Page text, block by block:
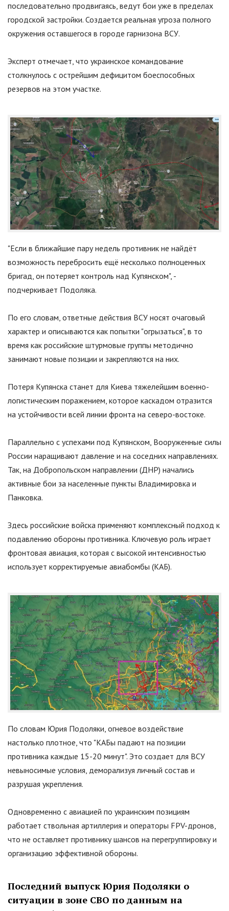
последовательно продвигаясь, ведут бои уже в пределах
городской застройки. Создается реальная угроза полного
окружения оставшегося в городе гарнизона ВСУ.
Эксперт отмечает, что украинское командование
столкнулось с острейшим дефицитом боеспособных
резервов на этом участке.
"Если в ближайшие пару недель противник не найдёт
возможность перебросить ещё несколько полноценных
бригад, он потеряет контроль над Купянском", -
подчеркивает Подоляка.
По его словам, ответные действия ВСУ носят очаговый
характер и описываются как попытки "огрызаться", в то
время как российские штурмовые группы методично
занимают новые позиции и закрепляются на них.
Потеря Купянска станет для Киева тяжелейшим военно-
логистическим поражением, которое каскадом отразится
на устойчивости всей линии фронта на северо-востоке.
Параллельно с успехами под Купянском, Вооруженные силы
России наращивают давление и на соседних направлениях.
Так, на Добропольском направлении (ДНР) начались
активные бои за населенные пункты Владимировка и
Панковка.
Здесь российские войска применяют комплексный подход к
подавлению обороны противника. Ключевую роль играет
фронтовая авиация, которая с высокой интенсивностью
использует корректируемые авиабомбы (КАБ).
По словам Юрия Подоляки, огневое воздействие
настолько плотное, что "КАБы падают на позиции
противника каждые 15-20 минут". Это создает для ВСУ
невыносимые условия, деморализуя личный состав и
разрушая укрепления.
Одновременно с авиацией по украинским позициям
работает ствольная артиллерия и операторы FPV-дронов,
что не оставляет противнику шансов на перегруппировку и
организацию эффективной обороны.
Последний выпуск Юрия Подоляки о
ситуации в зоне СВО по данным на